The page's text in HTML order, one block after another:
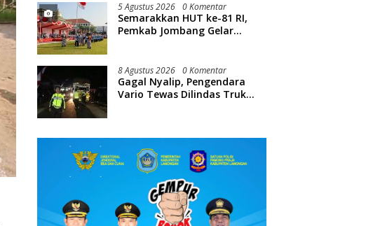
5 Agustus 2026 0 Komentar
Semarakkan HUT ke-81 RI,
Pemkab Jombang Gelar
8 Agustus 2026 0 Komentar
Gagal Nyalip, Pengendara
Vario Tewas Dilindas Truk